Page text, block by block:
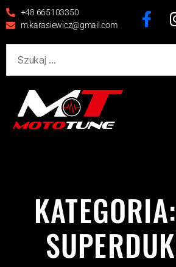
+48 665103350
m.karasiewicz@gmail.com
KATEGORIA: